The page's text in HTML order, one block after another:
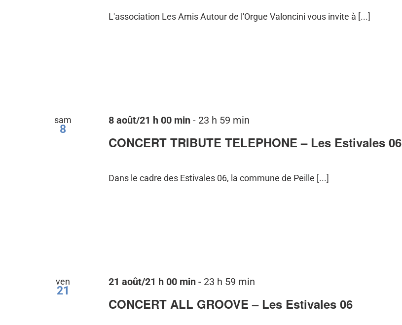
L'association Les Amis Autour de l'Orgue Valoncini vous invite à [...]
sam
8
CONCERT TRIBUTE TELEPHONE – Les Estivales 06
8 août/21 h 00 min- 23 h 59 min
Dans le cadre des Estivales 06, la commune de Peille [...]
ven
21
CONCERT ALL GROOVE – Les Estivales 06
21 août/21 h 00 min- 23 h 59 min